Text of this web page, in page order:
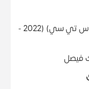
(اس تي سي) (
2022 -
فيصل